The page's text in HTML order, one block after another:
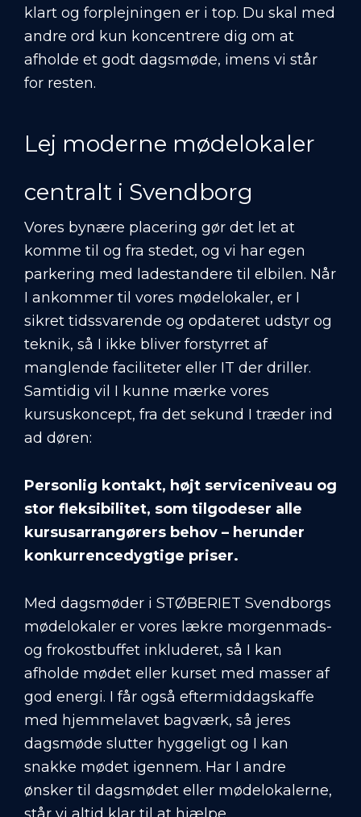
klart og forplejningen er i top. Du skal med
andre ord kun koncentrere dig om at
afholde et godt dagsmøde, imens vi står
for resten.
Lej moderne mødelokaler
centralt i Svendborg
Vores bynære placering gør det let at
komme til og fra stedet, og vi har egen
parkering med ladestandere til elbilen. Når
I ankommer til vores mødelokaler, er I
sikret tidssvarende og opdateret udstyr og
teknik, så I ikke bliver forstyrret af
manglende faciliteter eller IT der driller.
Samtidig vil I kunne mærke vores
kursuskoncept, fra det sekund I træder ind
ad døren:
Personlig kontakt, højt serviceniveau og
stor fleksibilitet, som tilgodeser alle
kursusarrangørers behov – herunder
konkurrencedygtige priser.
Med dagsmøder i STØBERIET Svendborgs
mødelokaler er vores lækre morgenmads-
og frokostbuffet inkluderet, så I kan
afholde mødet eller kurset med masser af
god energi. I får også eftermiddagskaffe
med hjemmelavet bagværk, så jeres
dagsmøde slutter hyggeligt og I kan
snakke mødet igennem. Har I andre
ønsker til dagsmødet eller mødelokalerne,